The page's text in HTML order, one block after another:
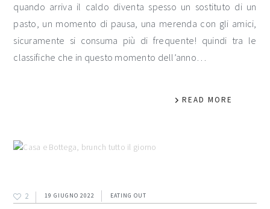
quando arriva il caldo diventa spesso un sostituto di un
pasto, un momento di pausa, una merenda con gli amici,
sicuramente si consuma più di frequente! quindi tra le
classifiche che in questo momento dell’anno…
READ MORE
2 19 GIUGNO 2022 EATING OUT